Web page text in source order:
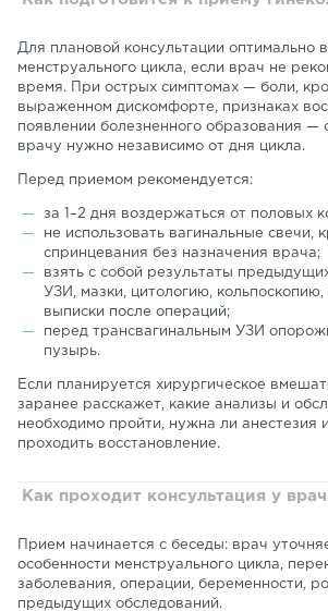
Для плановой консультации оптимально
менструального цикла, если врач не
время. При острых симптомах — боли,
выраженном дискомфорте, признаках
появлении болезненного образования —
врачу нужно независимо от дня цикла.
Перед приемом рекомендуется:
за 1–2 дня воздержаться от половых
не использовать вагинальные свечи,
спринцевания без назначения врача;
взять с собой результаты
УЗИ, мазки, цитологию, кольпоскопию,
выписки после операций;
перед трансвагинальным УЗИ
пузырь.
Если планируется хирургическое
заранее расскажет, какие анализы и
необходимо пройти, нужна ли анестезия
проходить восстановление.
Как проходит консультация у
Прием начинается с беседы: врач
особенности менструального цикла,
заболевания, операции, беременности,
предыдущих обследований.